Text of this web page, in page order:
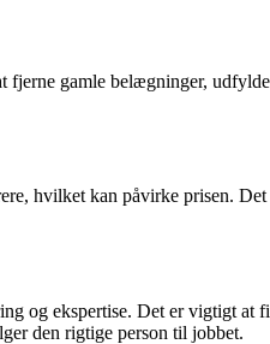
gamle belægninger,
hvilket kan påvirke prisen.
og ekspertise. Det er vigtigt at
den rigtige person til jobbet.